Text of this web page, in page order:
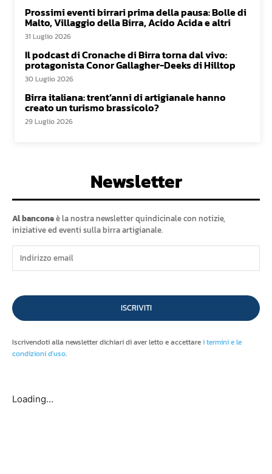
Prossimi eventi birrari prima della pausa: Bolle di
Malto, Villaggio della Birra, Acido Acida e altri
31 Luglio 2026
Il podcast di Cronache di Birra torna dal vivo:
protagonista Conor Gallagher-Deeks di Hilltop
30 Luglio 2026
Birra italiana: trent’anni di artigianale hanno
creato un turismo brassicolo?
29 Luglio 2026
Newsletter
Al banconeè la nostra newsletter quindicinale con notizie,
iniziative ed eventi sulla birra artigianale.
ISCRIVITI
Iscrivendoti alla newsletter dichiari di aver letto e accettarei termini e le
condizioni d'uso.
Loading...